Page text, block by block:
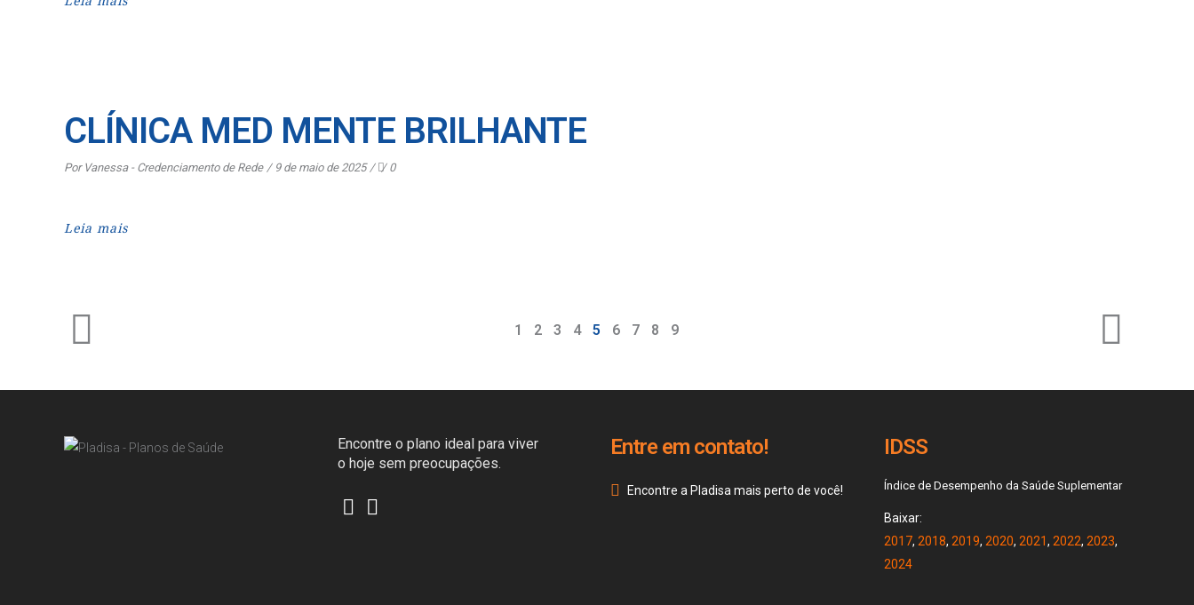
CLÍNICA MED MENTE BRILHANTE
Por Vanessa - Credenciamento de Rede 9 de maio de 2025 0
Leia mais
1 2 3 4 5 6 7 8 9
Encontre o plano ideal para viver
o hoje sem preocupações.
Entre em contato!
Encontre a Pladisa mais perto de você!
IDSS
Índice de Desempenho da Saúde Suplementar
Baixar:
2017, 2018, 2019, 2020, 2021, 2022, 2023,
2024